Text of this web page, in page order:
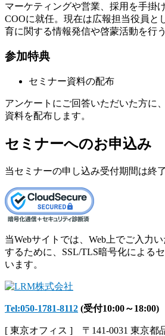
マーケティングや営業、採用を手掛
COOに就任。現在は広報担当役員と
育に関する情報発信や啓蒙活動を行う
参加特典
セミナー資料の配布
アンケートにご回答いただいた方に
資料を配布します。
セミナーへのお申込み
当セミナーの申し込み受付期間は終
当Webサイトでは、Web上でご入力
するために、SSL/TLS暗号化による
います。
Tel:050-1781-8112 (受付10:00～18:00)
[ 東京オフィス ] 〒141-0031 東京都